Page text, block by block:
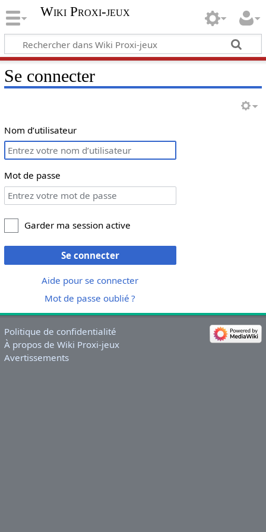
Wiki Proxi-jeux
Se connecter
Nom d’utilisateur
Mot de passe
Garder ma session active
Se connecter
Aide pour se connecter
Mot de passe oublié ?
Politique de confidentialité
À propos de Wiki Proxi-jeux
Avertissements